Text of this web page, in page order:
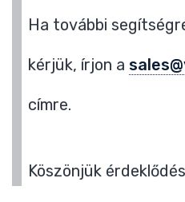
Ha további
kérjük, írjon a
címre.
Köszönjük